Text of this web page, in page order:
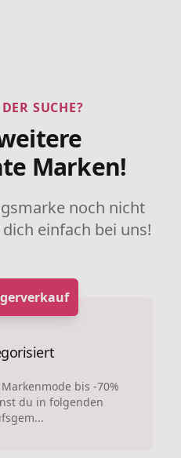
SUCHE?
Marken!
noch nicht
einfach bei uns!
bis -70%
du in folgenden